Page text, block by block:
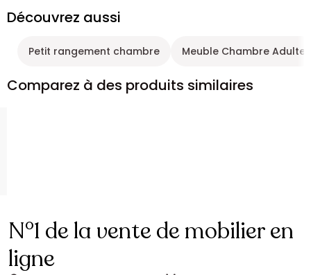
Découvrez aussi
Petit rangement chambre Meuble Chambre Adulte
Comparez à des produits similaires
N°1 de la vente de mobilier en
ligne